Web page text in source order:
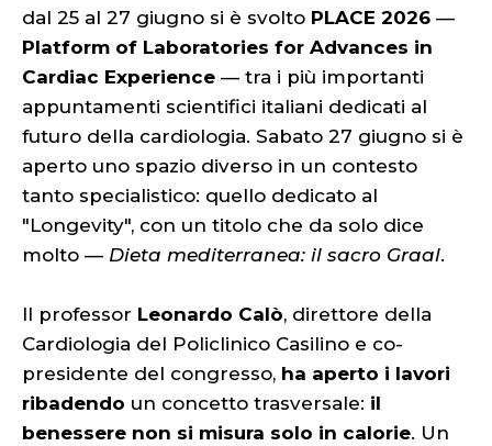
dal 25 al 27 giugno si è svolto PLACE 2026 —
Platform of Laboratories for Advances in
Cardiac Experience — tra i più importanti
appuntamenti scientifici italiani dedicati al
futuro della cardiologia. Sabato 27 giugno si è
aperto uno spazio diverso in un contesto
tanto specialistico: quello dedicato al
"Longevity", con un titolo che da solo dice
molto — Dieta mediterranea: il sacro Graal.
Il professor Leonardo Calò, direttore della
Cardiologia del Policlinico Casilino e co-
presidente del congresso, ha aperto i lavori
ribadendo un concetto trasversale: il
benessere non si misura solo in calorie. Un